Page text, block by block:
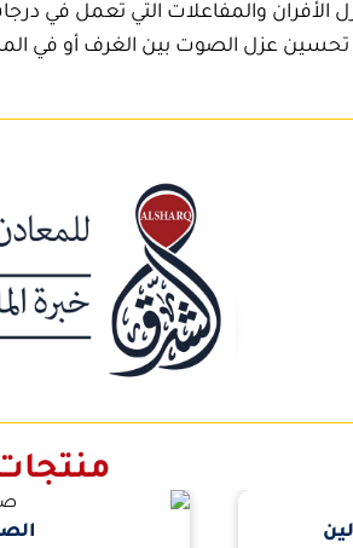
والمفاعلات التي تعمل في
عزل الصوت بين الغرف أو في